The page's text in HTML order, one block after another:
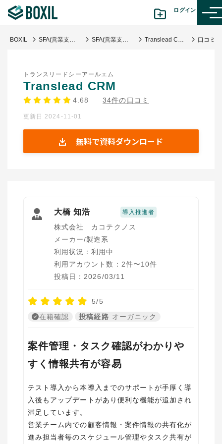
ログイン
診断から探す(β版)
BOXILの使い方ガイド 情報掲載をご希望の方へ
BOXIL SFA(営業支援)ツール比較おすすめ21選｜タイプ別と選び方 SFA(営業支援システム) Translead CRM
トランスリードシーアールエム
Translead CRM
4.68 34件の口コミ
更新日 2024-11-01
無料で資料ダウンロード
大橋 知浩 導入推進者
株式会社 カコテクノス
メーカー/製造系
利用状況：利用中
利用アカウント数：2件〜10件
投稿日：2026/03/11
5/5
在籍確認
投稿経路 オーガニック
案件管理・タスク確認がわかりや
すく情報共有が容易
テスト導入から本導入までのサポートが手厚く導
入後もアップデートがあり便利な機能が追加され
満足しています。
営業チーム内での顧客情報・案件情報の共有化が
進み担当者毎のスケジュール管理やタスク共有が